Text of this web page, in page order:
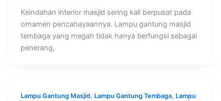
Keindahan interior masjid sering kali berpusat pada
ornamen pencahayaannya. Lampu gantung masjid
tembaga yang megah tidak hanya berfungsi sebagai
penerang,
Lampu Gantung Masjid, Lampu Gantung Tembaga, Lampu